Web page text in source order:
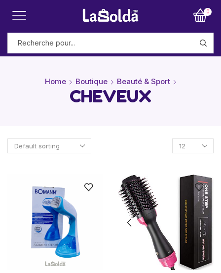
0
Home Boutique Beauté & Sport
CHEVEUX